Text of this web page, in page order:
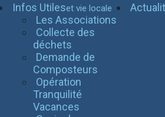
Infos Utileset vie locale
Les Associations
Collecte des
déchets
Demande de
Composteurs
Opération
Tranquilité
Vacances